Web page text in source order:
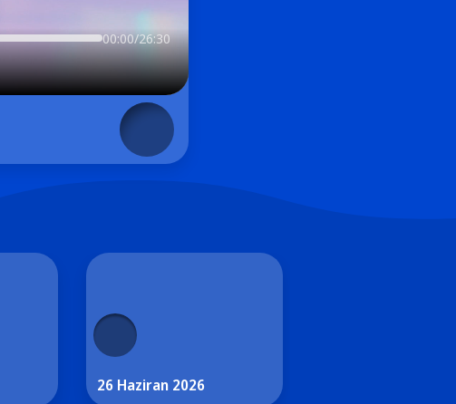
00:00/26:30
26 Haziran 2026